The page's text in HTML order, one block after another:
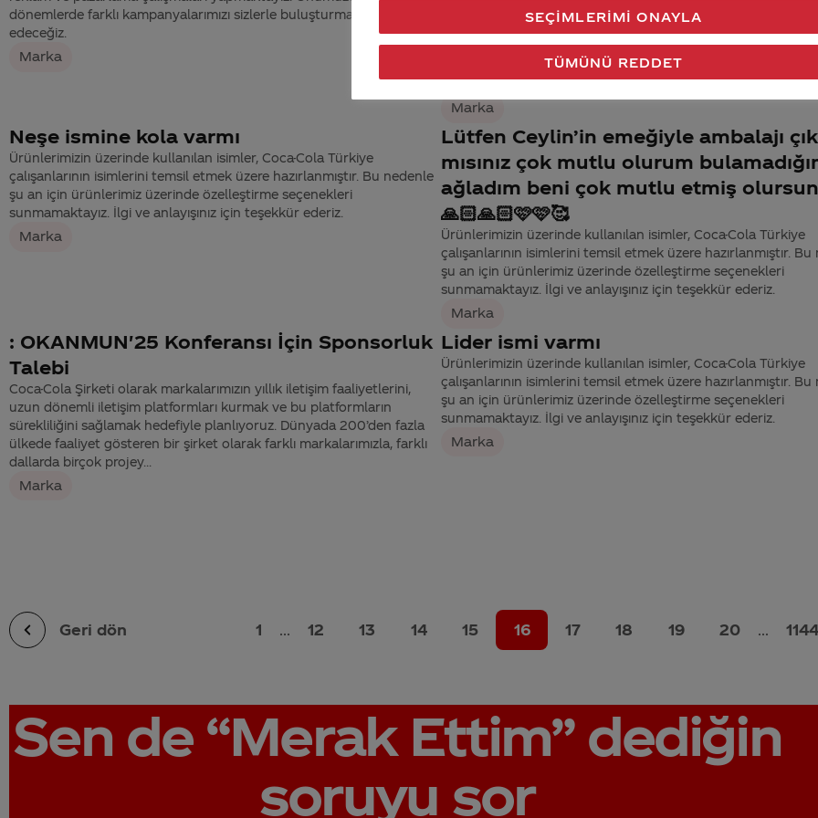
dönemlerde farklı kampanyalarımızı sizlerle buluşturmaya devam
edeceğiz.
Marka
olarak ne zaman çıkacak
Coca-Cola Şirketi olarak markalarımıza farklı dönemlerde,
reklam ve pazarlama çalışmaları yapmaktayız. Önümüzdeki
dönemlerde farklı kampanyalarımızı sizlerle buluşturmaya
edeceğiz.
Marka
Neşe ismine kola varmı
Ürünlerimizin üzerinde kullanılan isimler, Coca-Cola Türkiye
çalışanlarının isimlerini temsil etmek üzere hazırlanmıştır. Bu nedenle
şu an için ürünlerimiz üzerinde özelleştirme seçenekleri
sunmamaktayız. İlgi ve anlayışınız için teşekkür ederiz.
Marka
Lütfen Ceylin’in emeğiyle ambalajı
mısınız çok mutlu olurum
ağladım beni çok mutlu etmiş
🙏🏻🙏🏻🩷🩷🥰
Ürünlerimizin üzerinde kullanılan isimler, Coca-Cola Türkiye
çalışanlarının isimlerini temsil etmek üzere hazırlanmıştır. Bu
şu an için ürünlerimiz üzerinde özelleştirme seçenekleri
sunmamaktayız. İlgi ve anlayışınız için teşekkür ederiz.
Marka
: OKANMUN'25 Konferansı İçin Sponsorluk
Talebi
Coca-Cola Şirketi olarak markalarımızın yıllık iletişim faaliyetlerini,
uzun dönemli iletişim platformları kurmak ve bu platformların
sürekliliğini sağlamak hedefiyle planlıyoruz. Dünyada 200’den fazla
ülkede faaliyet gösteren bir şirket olarak farklı markalarımızla, farklı
dallarda birçok projey...
Marka
Lider ismi varmı
Ürünlerimizin üzerinde kullanılan isimler, Coca-Cola Türkiye
çalışanlarının isimlerini temsil etmek üzere hazırlanmıştır. Bu
şu an için ürünlerimiz üzerinde özelleştirme seçenekleri
sunmamaktayız. İlgi ve anlayışınız için teşekkür ederiz.
Marka
Geri dön 1 ... 12 13 14 15 16 17 18 19 20 ... 1144
Sen de “Merak Ettim”dediğin
soruyu sor
TÜMÜNÜ REDDET
SEÇIMLERIMI ONAYLA